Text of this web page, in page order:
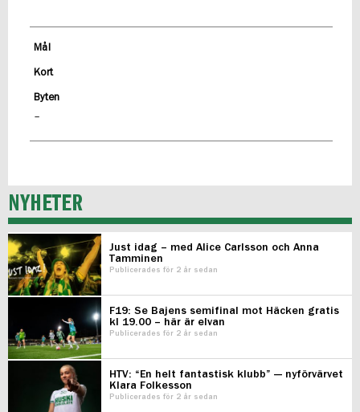
Mål
Kort
Byten
–
NYHETER
Just idag – med Alice Carlsson och Anna
Tamminen
Publicerades för 2 år sedan
F19: Se Bajens semifinal mot Häcken gratis
kl 19.00 – här är elvan
Publicerades för 2 år sedan
HTV: “En helt fantastisk klubb” — nyförvärvet
Klara Folkesson
Publicerades för 2 år sedan